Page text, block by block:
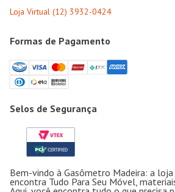
Formas de Pagamento
Selos de Segurança
Bem-vindo à Gasômetro Madeira: a
encontra Tudo Para Seu Móvel,